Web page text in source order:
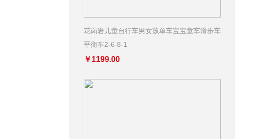
花岗岩儿童自行车男女孩单车宝宝童车滑步车
平衡车2-6-8-1
￥1199.00